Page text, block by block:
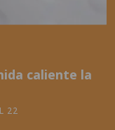
caliente la
22